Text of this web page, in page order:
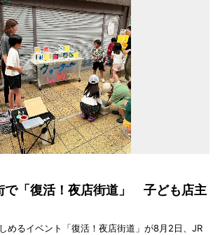
で「復活！夜店街道」 子ども店主
めるイベント「復活！夜店街道」が8月2日、JR